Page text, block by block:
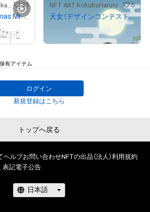
坂本龍一 Ryuichi Sakamoto 33
2-7 "Merry Christmas Mr. Lawrence" Ryuichi Sakamoto 坂本 龍一
NFT ART KokubuHaruru 6
天女（デザインコンテスト受賞作品）
保有アイテム
ログイン
新規登録はこちら
トップへ戻る
ヘルプお問い合わせNFTの出品（法人）利用規約
表記電子公告